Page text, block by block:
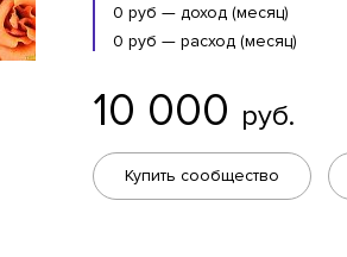
0 руб — доход (месяц)
0 руб — расход (месяц)
10 000 руб.
Купить сообщество